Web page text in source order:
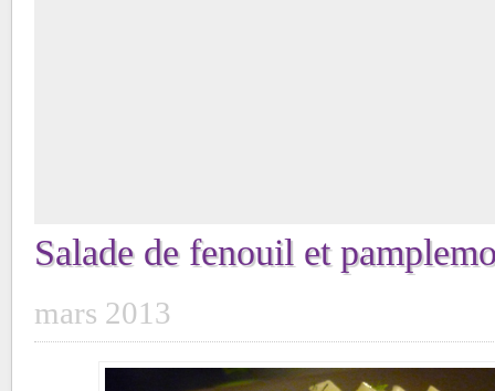
Salade de fenouil et
mars 2013